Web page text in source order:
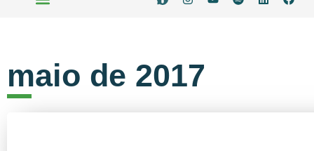
maio de 2017